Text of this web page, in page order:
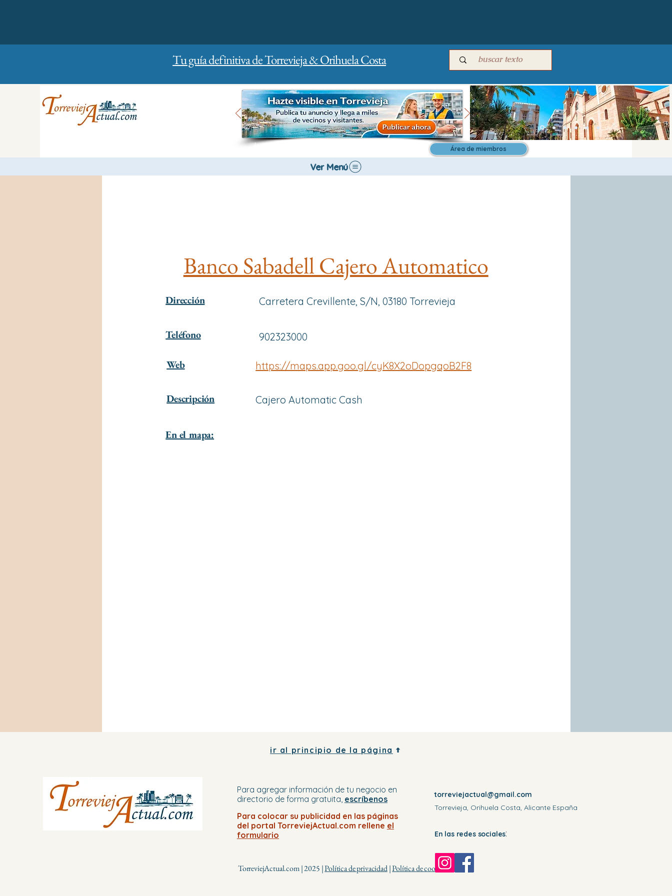
Tu guía definitiva de Torrevieja & Orihuela Costa
Área de miembros
Ver Menú
Banco Sabadell Cajero Automatico
Dirección
Teléfono
Web
Descripción
Carretera Crevillente, S/N, 03180 Torrevieja
902323000
https://maps.app.goo.gl/cyK8X2oDopgqoB2F8
Cajero Automatic Cash
En el mapa:
ir al principio de la página
Para agregar información de tu negocio en
directorio de forma gratuita, escríbenos
Para colocar su publicidad en las páginas
del portal TorreviejActual.com rellene el
formulario
TorreviejActual.com | 2025 |Política de privacidad|Política de cookies
torreviejactual@gmail.com
Torrevieja, Orihuela Costa, Alicante España
En las redes sociales: